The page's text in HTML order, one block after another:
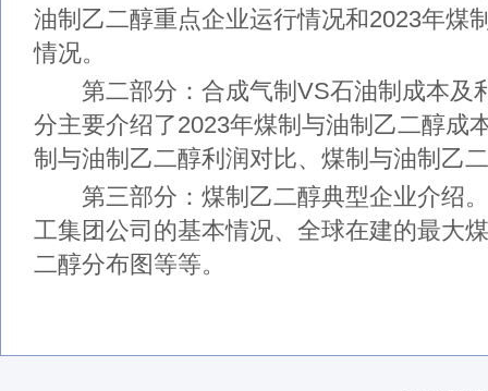
油制乙二醇重点企业运行情况和2023年煤
情况。
第二部分：合成气制VS石油制成本及
分主要介绍了2023年煤制与油制乙二醇成
制与油制乙二醇利润对比、煤制与油制乙
第三部分：煤制乙二醇典型企业介绍。
工集团公司的基本情况、全球在建的最大
二醇分布图等等。